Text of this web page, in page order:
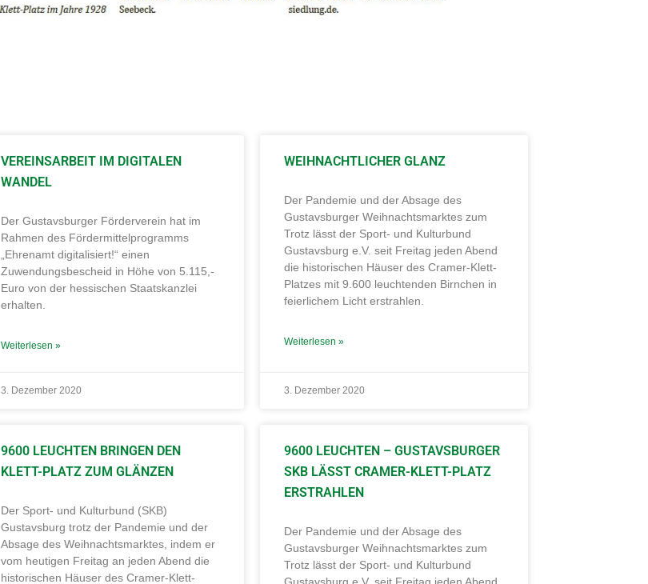
VEREINSARBEIT IM DIGITALEN
WANDEL
Der Gustavsburger Förderverein hat im
Rahmen des Fördermittelprogramms
„Ehrenamt digitalisiert!“ einen
Zuwendungsbescheid in Höhe von 5.115,-
Euro von der hessischen Staatskanzlei
erhalten.
Weiterlesen »
3. Dezember 2020
WEIHNACHTLICHER GLANZ
Der Pandemie und der Absage des
Gustavsburger Weihnachtsmarktes zum
Trotz lässt der Sport- und Kulturbund
Gustavsburg e.V. seit Freitag jeden Abend
die historischen Häuser des Cramer-Klett-
Platzes mit 9.600 leuchtenden Birnchen in
feierlichem Licht erstrahlen.
Weiterlesen »
3. Dezember 2020
9600 LEUCHTEN BRINGEN DEN
KLETT-PLATZ ZUM GLÄNZEN
Der Sport- und Kulturbund (SKB)
Gustavsburg trotz der Pandemie und der
Absage des Weihnachtsmarktes, indem er
vom heutigen Freitag an jeden Abend die
historischen Häuser des Cramer-Klett-
9600 LEUCHTEN – GUSTAVSBURGER
SKB LÄSST CRAMER-KLETT-PLATZ
ERSTRAHLEN
Der Pandemie und der Absage des
Gustavsburger Weihnachtsmarktes zum
Trotz lässt der Sport- und Kulturbund